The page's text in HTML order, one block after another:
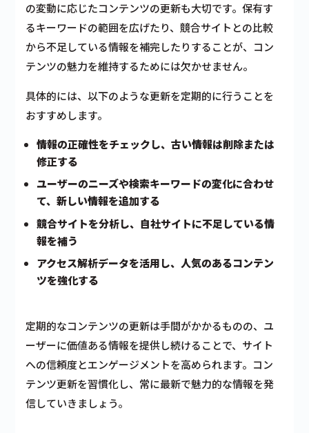
の変動に応じたコンテンツの更新も大切です。保有す
るキーワードの範囲を広げたり、競合サイトとの比較
から不足している情報を補完したりすることが、コン
テンツの魅力を維持するためには欠かせません。
具体的には、以下のような更新を定期的に行うことを
おすすめします。
情報の正確性をチェックし、古い情報は削除または
修正する
ユーザーのニーズや検索キーワードの変化に合わせ
て、新しい情報を追加する
競合サイトを分析し、自社サイトに不足している情
報を補う
アクセス解析データを活用し、人気のあるコンテン
ツを強化する
定期的なコンテンツの更新は手間がかかるものの、ユ
ーザーに価値ある情報を提供し続けることで、サイト
への信頼度とエンゲージメントを高められます。コン
テンツ更新を習慣化し、常に最新で魅力的な情報を発
信していきましょう。